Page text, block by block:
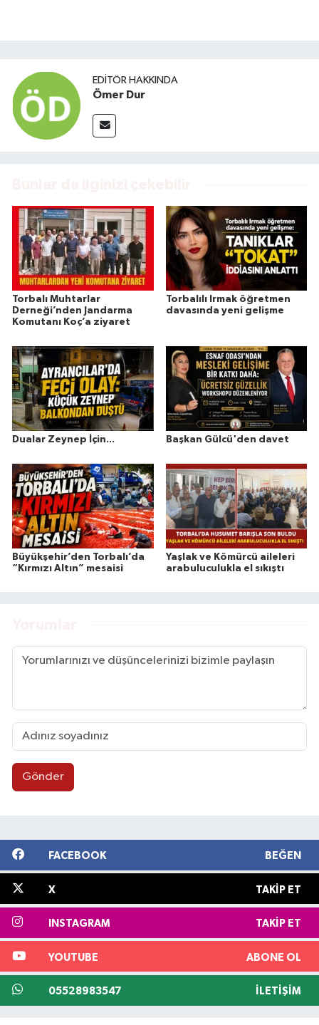
EDITÖR HAKKINDA
Ömer Dur
Torbalı Muhtarlar
Derneği’nden Jandarma
Komutanı Koç’a ziyaret
Torbalılı Irmak öğretmen
davasında yeni gelişme
Dualar Zeynep İçin... Başkan Gülcü'den davet
Büyükşehir’den Torbalı’da
“Kırmızı Altın” mesaisi
Yaşlak ve Kömürcü aileleri
arabuluculukla el sıkıştı
Gönder
FACEBOOK BEĞEN
X TAKIP ET
INSTAGRAM TAKIP ET
YOUTUBE ABONE OL
05528983547 İLETIŞIM